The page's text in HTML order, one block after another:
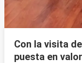
Con la visita
puesta en